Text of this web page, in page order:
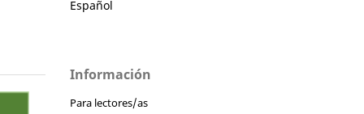
Español
Información
Para lectores/as